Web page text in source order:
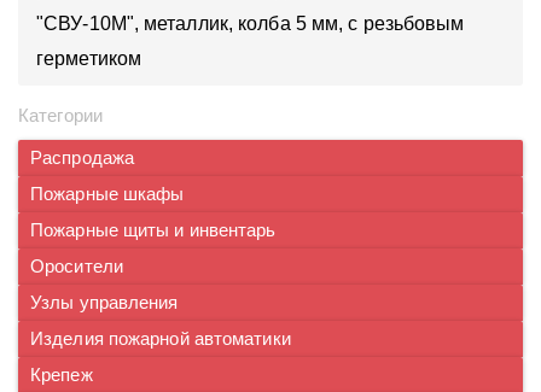
"СВУ-10М", металлик, колба 5 мм, с резьбовым
герметиком
Категории
Распродажа
Пожарные шкафы
Пожарные щиты и инвентарь
Оросители
Узлы управления
Изделия пожарной автоматики
Крепеж